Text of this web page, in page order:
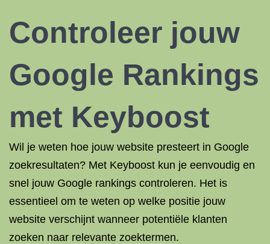
Controleer jouw
Google Rankings
met Keyboost
Wil je weten hoe jouw website presteert in Google
zoekresultaten? Met Keyboost kun je eenvoudig en
snel jouw Google rankings controleren. Het is
essentieel om te weten op welke positie jouw
website verschijnt wanneer potentiële klanten
zoeken naar relevante zoektermen.